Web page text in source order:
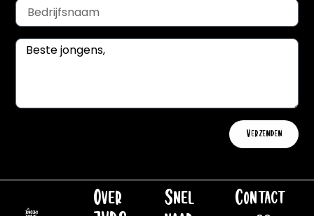
Verzenden
Over
Snel
Contact